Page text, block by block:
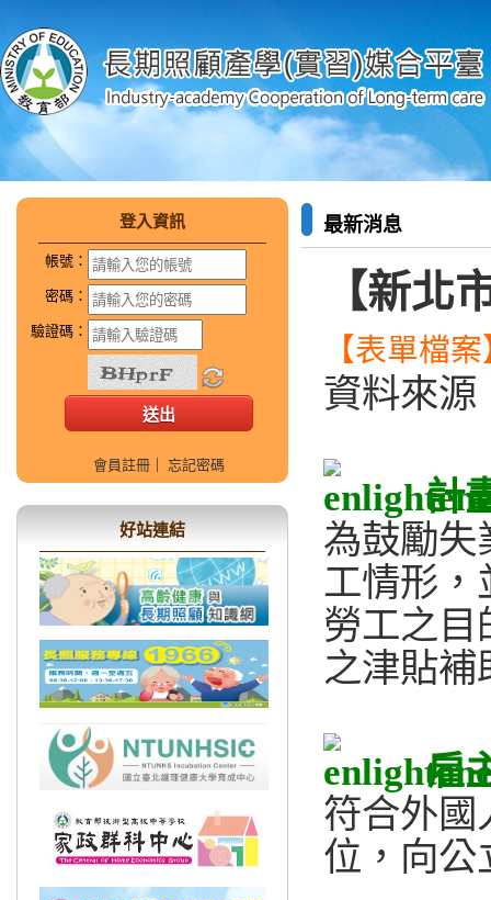
登入資訊
帳號：
密碼：
驗證碼：
會員註冊 忘記密碼
好站連結
最新消息
【新北
【表單檔
資料來源
計
為鼓勵失
工情形，
勞工之目
之津貼補
雇
符合外國
位，向公